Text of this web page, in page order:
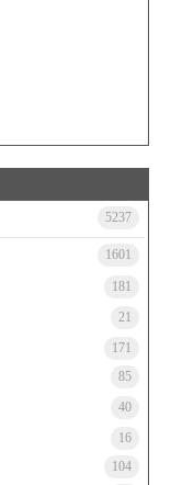
5237
1601
181
21
171
85
40
16
104